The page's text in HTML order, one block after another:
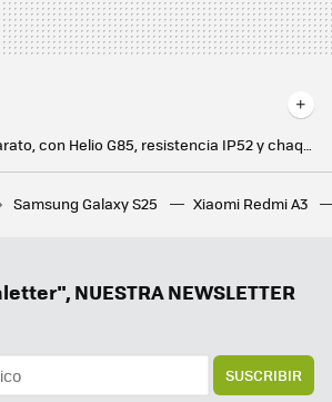
POCO C55: muy barato, con Helio G85, resistencia IP52 y chaqueta de cuero
TCL 40 SE y TCL 408: los nuevos móviles económicos de TCL para 2023 vienen con mucha batería y alguna sorpresa
LEGO tiene las flores más originales para regalar en San Valentín. Repasamos los cinco mejores sets de la marca
Samsung Galaxy S25 Xiaomi Redmi A3
NUESTRA NEWSLETTER
SUSCRIBIR